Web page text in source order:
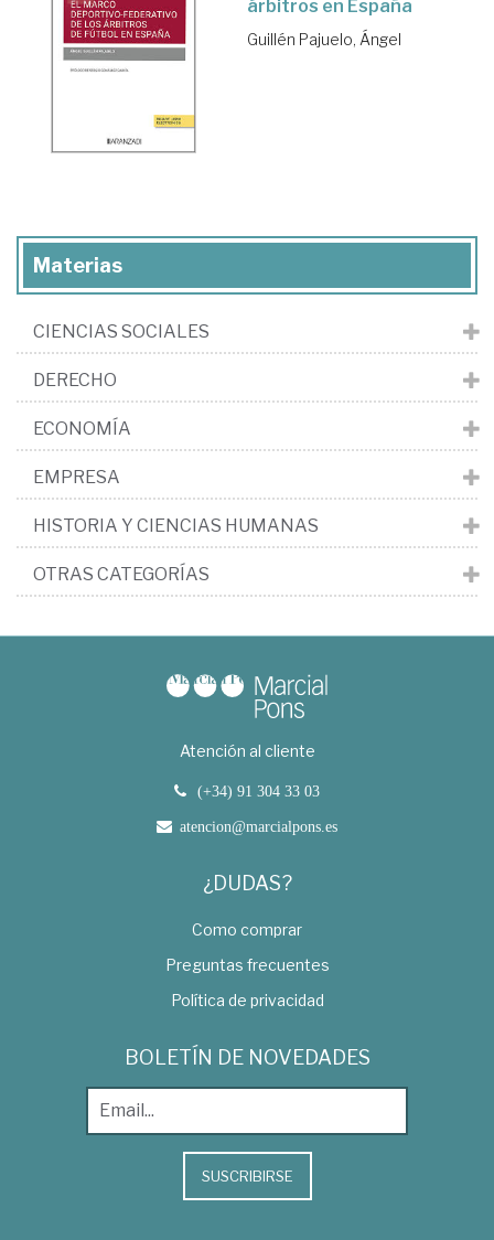
árbitros en España
Guillén Pajuelo, Ángel
Materias
CIENCIAS SOCIALES
DERECHO
ECONOMÍA
EMPRESA
HISTORIA Y CIENCIAS HUMANAS
OTRAS CATEGORÍAS
Atención al cliente
(+34) 91 304 33 03
atencion@marcialpons.es
¿DUDAS?
Como comprar
Preguntas frecuentes
Política de privacidad
BOLETÍN DE NOVEDADES
SUSCRIBIRSE